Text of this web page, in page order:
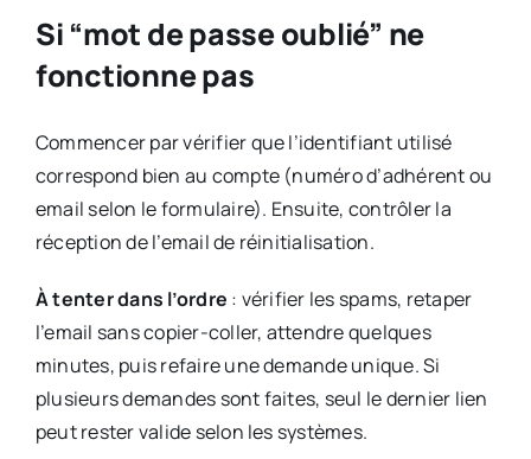
Si “mot de passe oublié” ne
fonctionne pas
Commencer par vérifier que l’identifiant utilisé
correspond bien au compte (numéro d’adhérent ou
email selon le formulaire). Ensuite, contrôler la
réception de l’email de réinitialisation.
À tenter dans l’ordre : vérifier les spams, retaper
l’email sans copier-coller, attendre quelques
minutes, puis refaire une demande unique. Si
plusieurs demandes sont faites, seul le dernier lien
peut rester valide selon les systèmes.